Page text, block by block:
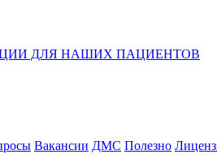
ДЛЯ НАШИХ ПАЦИЕНТОВ
Вакансии ДМС Полезно